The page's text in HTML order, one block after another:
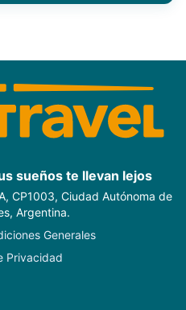
sueños te llevan lejos
CP1003, Ciudad Autónoma de
Argentina.
Generales
Privacidad